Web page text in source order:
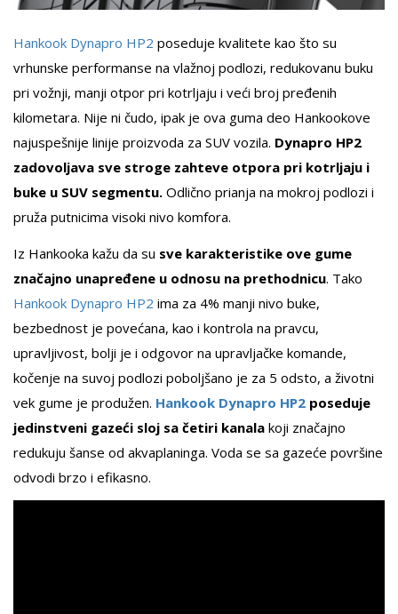
Hankook Dynapro HP2 poseduje kvalitete kao što su
vrhunske performanse na vlažnoj podlozi, redukovanu buku
pri vožnji, manji otpor pri kotrljaju i veći broj pređenih
kilometara. Nije ni čudo, ipak je ova guma deo Hankookove
najuspešnije linije proizvoda za SUV vozila. Dynapro HP2
zadovoljava sve stroge zahteve otpora pri kotrljaju i
buke u SUV segmentu. Odlično prianja na mokroj podlozi i
pruža putnicima visoki nivo komfora.
Iz Hankooka kažu da su sve karakteristike ove gume
značajno unapređene u odnosu na prethodnicu. Tako
Hankook Dynapro HP2 ima za 4% manji nivo buke,
bezbednost je povećana, kao i kontrola na pravcu,
upravljivost, bolji je i odgovor na upravljačke komande,
kočenje na suvoj podlozi poboljšano je za 5 odsto, a životni
vek gume je produžen. Hankook Dynapro HP2 poseduje
jedinstveni gazeći sloj sa četiri kanala koji značajno
redukuju šanse od akvaplaninga. Voda se sa gazeće površine
odvodi brzo i efikasno.